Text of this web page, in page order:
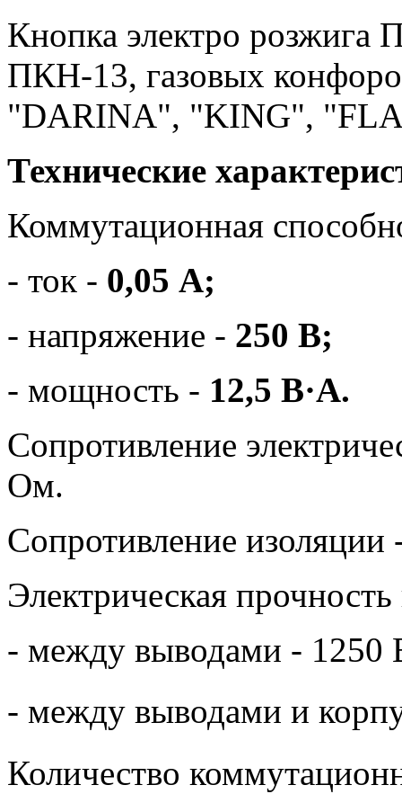
Кнопка электро розжига
ПКН-13, газовых
"DARINA", "KING",
Технические
Коммутационная
- ток - 0,05 А;
- напряжение - 250 В;
- мощность - 12,5 В·А.
Сопротивление
Ом.
Сопротивление
Электрическая
- между выводами - 1250
- между выводами и
Количество